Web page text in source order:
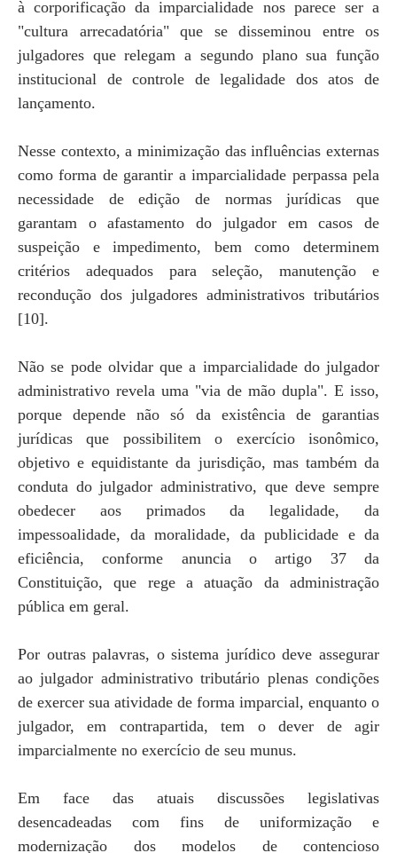
à corporificação da imparcialidade nos parece ser a
"cultura arrecadatória" que se disseminou entre os
julgadores que relegam a segundo plano sua função
institucional de controle de legalidade dos atos de
lançamento.
Nesse contexto, a minimização das influências externas
como forma de garantir a imparcialidade perpassa pela
necessidade de edição de normas jurídicas que
garantam o afastamento do julgador em casos de
suspeição e impedimento, bem como determinem
critérios adequados para seleção, manutenção e
recondução dos julgadores administrativos tributários
[10].
Não se pode olvidar que a imparcialidade do julgador
administrativo revela uma "via de mão dupla". E isso,
porque depende não só da existência de garantias
jurídicas que possibilitem o exercício isonômico,
objetivo e equidistante da jurisdição, mas também da
conduta do julgador administrativo, que deve sempre
obedecer aos primados da legalidade, da
impessoalidade, da moralidade, da publicidade e da
eficiência, conforme anuncia o artigo 37 da
Constituição, que rege a atuação da administração
pública em geral.
Por outras palavras, o sistema jurídico deve assegurar
ao julgador administrativo tributário plenas condições
de exercer sua atividade de forma imparcial, enquanto o
julgador, em contrapartida, tem o dever de agir
imparcialmente no exercício de seu munus.
Em face das atuais discussões legislativas
desencadeadas com fins de uniformização e
modernização dos modelos de contencioso